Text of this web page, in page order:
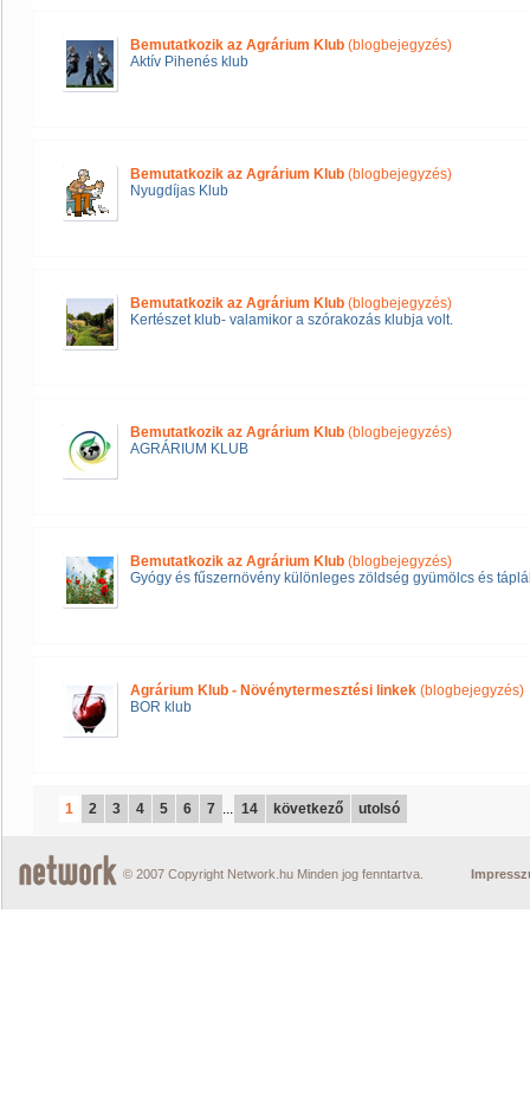
Bemutatkozik az Agrárium Klub (blogbejegyzés)
Aktív Pihenés klub
Bemutatkozik az Agrárium Klub (blogbejegyzés)
Nyugdíjas Klub
Bemutatkozik az Agrárium Klub (blogbejegyzés)
Kertészet klub- valamikor a szórakozás klubja volt.
Bemutatkozik az Agrárium Klub (blogbejegyzés)
AGRÁRIUM KLUB
Bemutatkozik az Agrárium Klub (blogbejegyzés)
Gyógy és fűszernövény különleges zöldség gyümölcs és
Agrárium Klub - Növénytermesztési linkek (blogbejegyzés)
BOR klub
1 2 3 4 5 6 7 ... 14 következő utolsó
© 2007 Copyright Network.hu Minden jog fenntartva.